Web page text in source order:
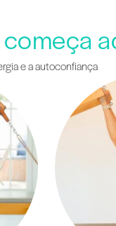
e a autoconfiança